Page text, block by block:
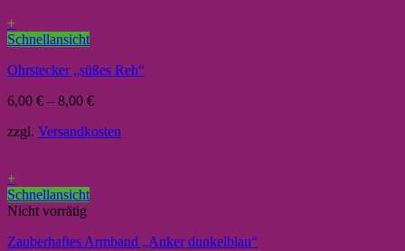
+
Schnellansicht
Ohrstecker „süßes Reh“
6,00 € – 8,00 €
zzgl. Versandkosten
+
Schnellansicht
Nicht vorrätig
Zauberhaftes Armband „Anker dunkelblau“